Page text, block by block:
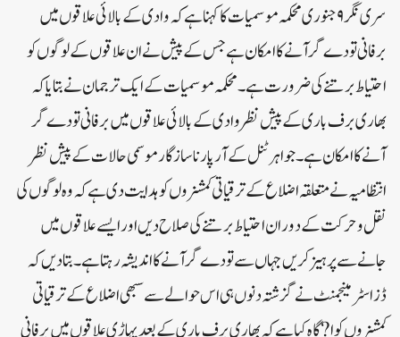
سری نگر۹ جنوری محکمہ موسمیات کا کہنا ہے کہ وادی کے بالائی علاقوں میں
برفانی تودے گر آنے کا امکان ہے جس کے پیش نے ان علاقوں کے لوگوں کو
احتیاط برتنے کی ضرورت ہے۔محکمہ موسمیات کے ایک ترجمان نے بتایا کہ
بھاری برف باری کے پیش نظر وادی کے بالائی علاقوں میں برفانی تودے گر
آنے کا امکان ہے۔جواہر ٹنل کے آر پار ناساز گار موسمی حالات کے پیش نظر
انتظامیہ نے متعلقہ اضلاع کے ترقیاتی کمشنروں کو ہدایت دی ہے کہ وہ لوگوں کی
نقل وحرکت کے دوران احتیاط برتنے کی صلاح دیں اور ایسے علاقوں میں
جانے سے پرہیز کریں جہاں سے تودے گر آنے کا اندیشہ رہتا ہے۔بتادیں کہ
ڈزاسٹر مینجمنٹ نے گزشتہ دنوں ہی اس حوالے سے سبھی اضلاع کے ترقیاتی
کمشنروں کو ا?گاہ کیا ہے کہ بھاری برف باری کے بعد پہاڑی علاقوں میں برفانی